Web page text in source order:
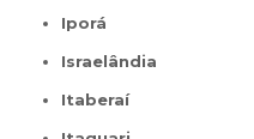
Iporá
Israelândia
Itaberaí